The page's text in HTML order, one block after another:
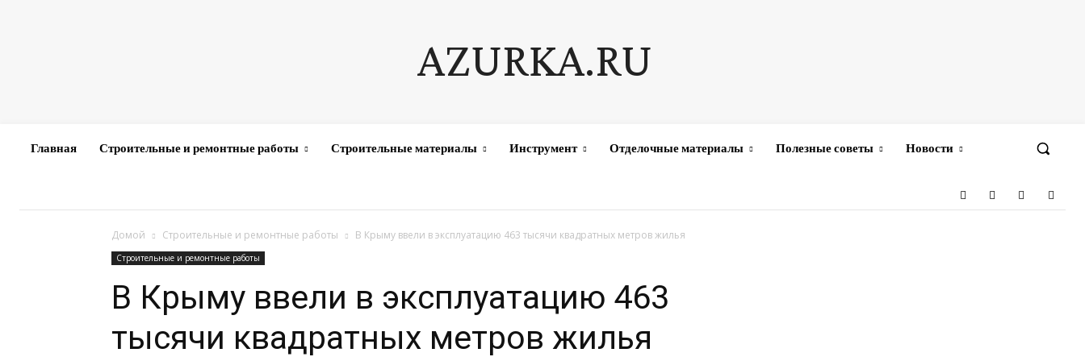
AZURKA.RU
Главная Строительные и ремонтные работы Строительные материалы Инструмент Отделочные материалы Полезные советы Новости
Домой Строительные и ремонтные работы В Крыму ввели в эксплуатацию 463 тысячи квадратных метров жилья
Строительные и ремонтные работы
В Крыму ввели в эксплуатацию 463
тысячи квадратных метров жилья